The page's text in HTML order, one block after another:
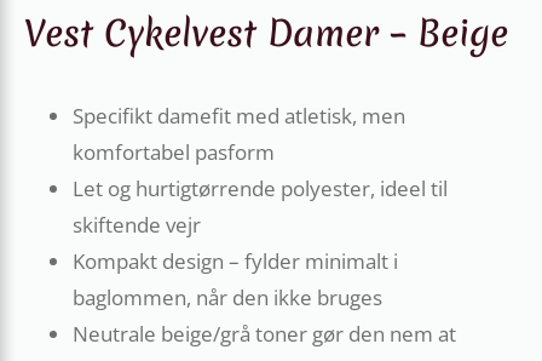
Vest Cykelvest Damer – Beige
Specifikt damefit med atletisk, men
komfortabel pasform
Let og hurtigtørrende polyester, ideel til
skiftende vejr
Kompakt design – fylder minimalt i
baglommen, når den ikke bruges
Neutrale beige/grå toner gør den nem at